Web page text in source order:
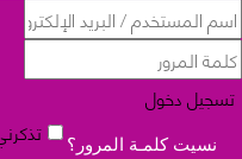
تسجيل دخول
تذكرني
نسيت كلمـة المرور؟